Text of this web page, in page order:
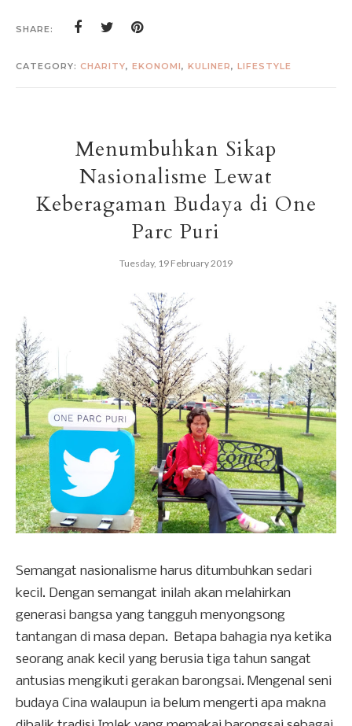
SHARE:
CATEGORY: CHARITY, EKONOMI, KULINER, LIFESTYLE
Menumbuhkan Sikap
Nasionalisme Lewat
Keberagaman Budaya di One
Parc Puri
Tuesday, 19 February 2019
Semangat nasionalisme harus ditumbuhkan sedari
kecil. Dengan semangat inilah akan melahirkan
generasi bangsa yang tangguh menyongsong
tantangan di masa depan. Betapa bahagia nya ketika
seorang anak kecil yang berusia tiga tahun sangat
antusias mengikuti gerakan barongsai. Mengenal seni
budaya Cina walaupun ia belum mengerti apa makna